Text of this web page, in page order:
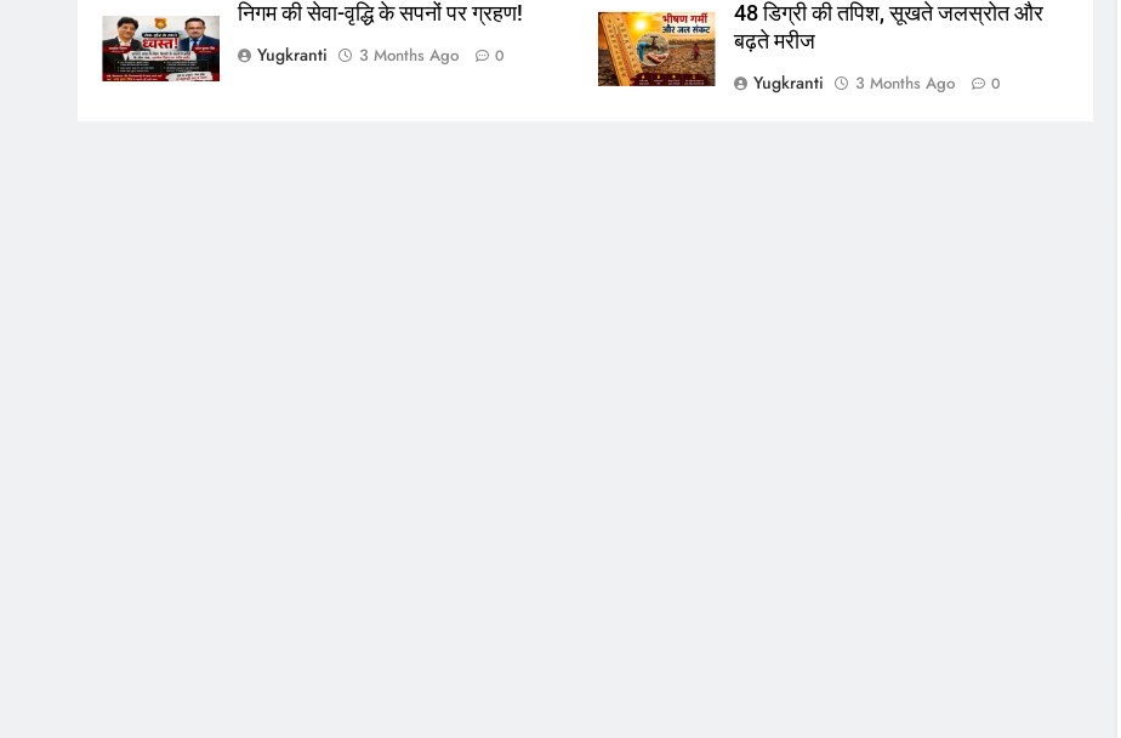
निगम की सेवा-वृद्धि के सपनों पर ग्रहण!
Yugkranti
3 Months Ago 0
48 डिग्री की तपिश, सूखते जलस्रोत और
बढ़ते मरीज
Yugkranti
3 Months Ago 0